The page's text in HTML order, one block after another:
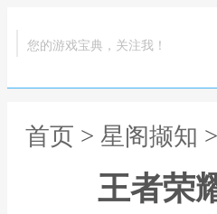
您的游戏宝典，关注我！
首页 > 星阁撷知
王者荣